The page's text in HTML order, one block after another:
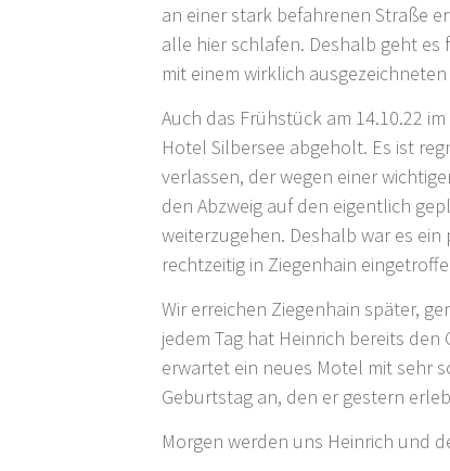
an einer stark befahrenen Straße
alle hier schlafen. Deshalb geht es
mit einem wirklich
Auch das Frühstück am 14.10.22
Hotel Silbersee abgeholt. Es ist
verlassen, der wegen einer
den Abzweig auf den eigentlich
weiterzugehen. Deshalb war es
rechtzeitig in Ziegenhain
Wir erreichen Ziegenhain später,
jedem Tag hat Heinrich bereits
erwartet ein neues Motel mit sehr
Geburtstag an, den er gestern
Morgen werden uns Heinrich und